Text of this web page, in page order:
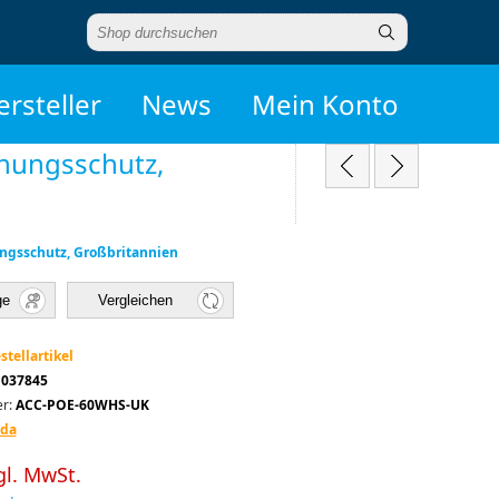
News
Mein Konto
Großbritannien
Vergleichen
ACC-POE-60WHS-UK
MwSt.